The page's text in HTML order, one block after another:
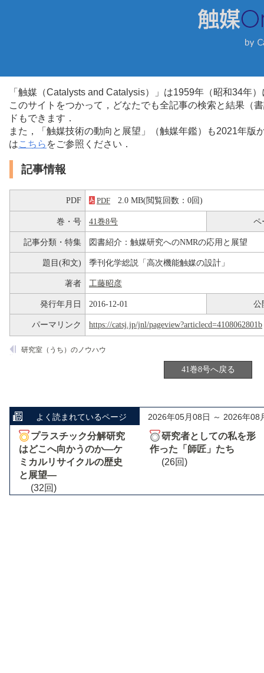
「触媒（Catalysts and Catalysis）」は1959年（昭和34年
このサイトをつかって，どなたでも全記事の検索と結果（
ドもできます．
また，「触媒技術の動向と展望」（触媒年鑑）も2021年
はこちら をご参照ください．
記事情報
PDF PDF 2.0 MB(閲覧回数：0回)
巻・号 41巻8号 ペ
記事分類・特集 図書紹介：触媒研究へのNMRの応用と展望
題目(和文) 季刊化学総説「高次機能触媒の設計」
著者 工藤昭彦
発行年月日 2016-12-01 公
パーマリンク https://catsj.jp/jnl/pageview?articlecd=4108062801b
研究室（うち）のノウハウ
41巻8号へ戻る
よく読まれているページ 2026年05月08日 ～ 2026年08
プラスチック分解研究
はどこへ向かうのか―ケ
ミカルリサイクルの歴史
と展望―
(32回)
研究者としての私を形
作った「師匠」たち
(26回)